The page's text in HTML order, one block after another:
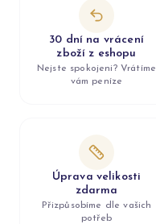
30 dní na vrácení
zboží z eshopu
Nejste spokojeni? Vrátíme
vám peníze
Úprava velikosti
zdarma
Přizpůsobíme dle vašich
potřeb